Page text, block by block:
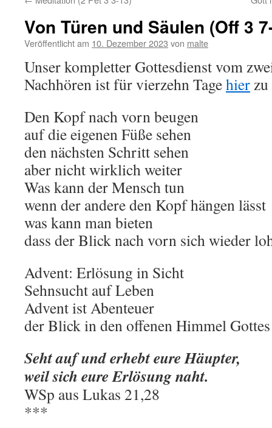
Von Türen und Säulen (Off 3
Veröffentlicht am 10. Dezember 2023 von malte
Unser kompletter Gottesdienst vom
Nachhören ist für vierzehn Tagehier
Den Kopf nach vorn beugen
auf die eigenen Füße sehen
den nächsten Schritt sehen
aber nicht wirklich weiter
Was kann der Mensch tun
wenn der andere den Kopf hängen lässt
was kann man bieten
dass der Blick nach vorn sich wieder
Advent: Erlösung in Sicht
Sehnsucht auf Leben
Advent ist Abenteuer
der Blick in den offenen Himmel Gottes
Seht auf und erhebt eure Häupter,
weil sich eure Erlösung naht.
WSp aus Lukas 21,28
***